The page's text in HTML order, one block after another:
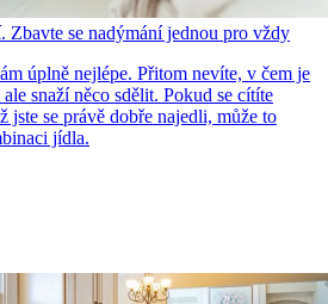
Zbavte se nadýmání jednou pro vždy
úplně nejlépe. Přitom nevíte, v čem je
snaží něco sdělit. Pokud se cítíte
jste se právě dobře najedli, může to
jídla.